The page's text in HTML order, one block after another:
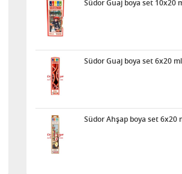
Südor Guaj boya set 10x20
Südor Guaj boya set 6x20 ml
Südor Ahşap boya set 6x20